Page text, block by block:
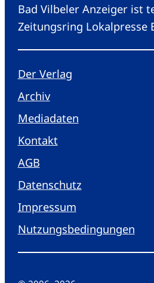
Bad Vilbeler Anzeiger ist
Zeitungsring Lokalpresse
Der Verlag
Archiv
Mediadaten
Kontakt
AGB
Datenschutz
Impressum
Nutzungsbedingungen